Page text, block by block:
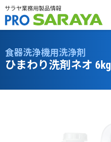
食器洗浄機用洗浄剤
ひまわり洗剤ネオ 6kg